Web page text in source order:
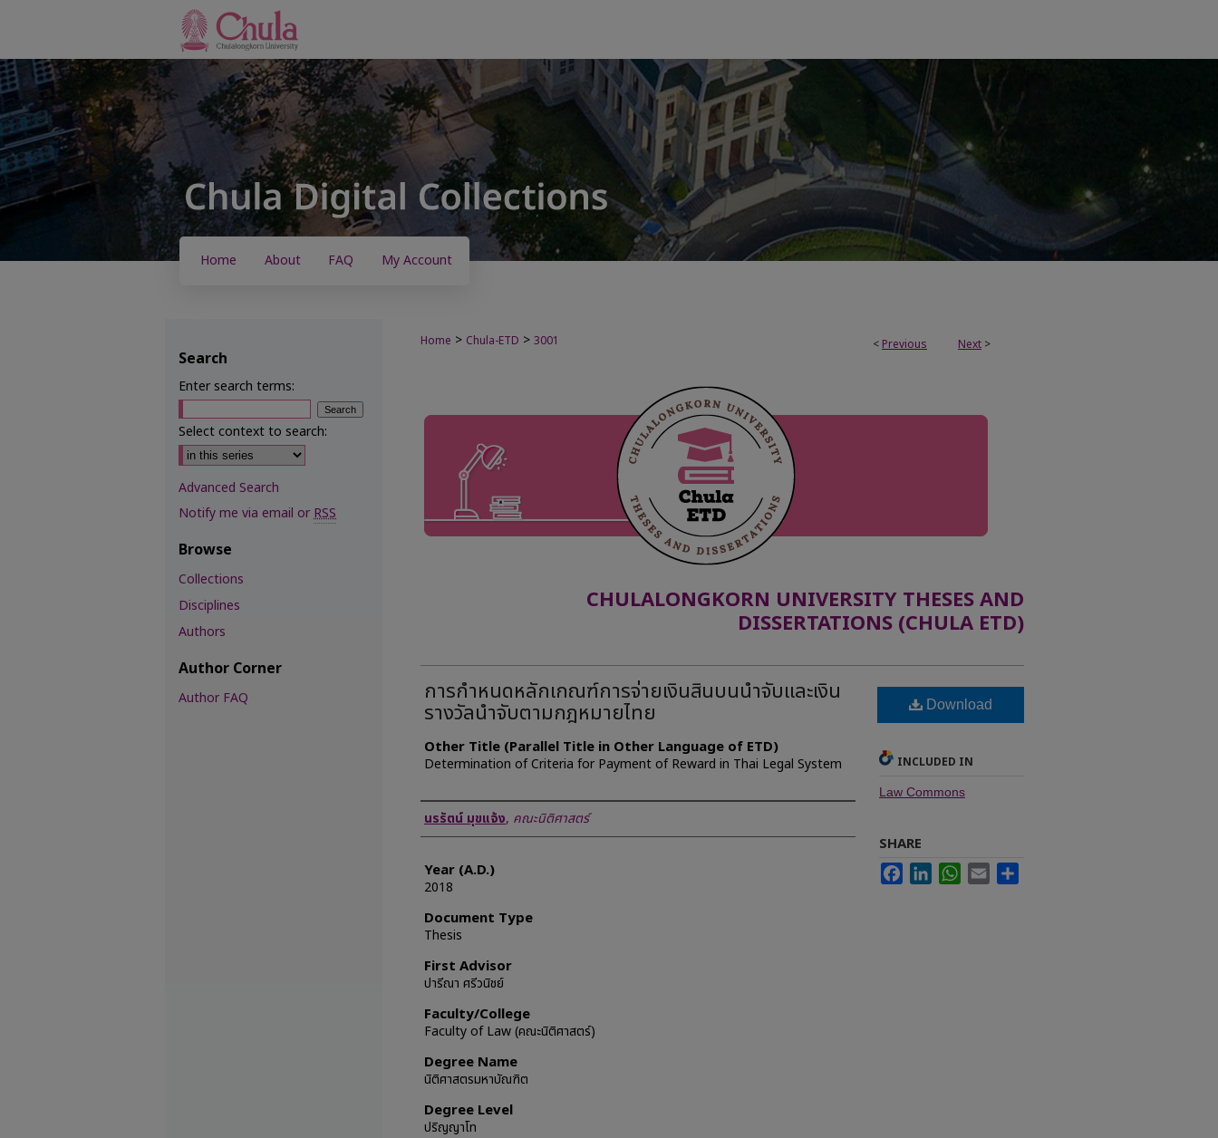
Home About FAQ My Account
< Previous Next >
Home > Chula-ETD > 3001
CHULALONGKORN UNIVERSITY THESES AND
DISSERTATIONS (CHULA ETD)
การกำหนดหลักเกณฑ์การจ่ายเงินสินบนนำจับและเงิน
รางวัลนำจับตามกฎหมายไทย
Other Title (Parallel Title in Other Language of ETD)
Determination of Criteria for Payment of Reward in Thai Legal System
Author
นรรัตน์ มุขแจ้ง, คณะนิติศาสตร์
Year (A.D.)
2018
Document Type
Thesis
First Advisor
ปารีณา ศรีวนิชย์
Faculty/College
Faculty of Law (คณะนิติศาสตร์)
Degree Name
นิติศาสตรมหาบัณฑิต
Degree Level
ปริญญาโท
Download
INCLUDED IN
Law Commons
SHARE
FacebookLinkedInWhatsApp
Email
Search
Enter search terms:
Select context to search:
Advanced Search
Notify me via email orRSS
Browse
Collections
Disciplines
Authors
Author Corner
Author FAQ